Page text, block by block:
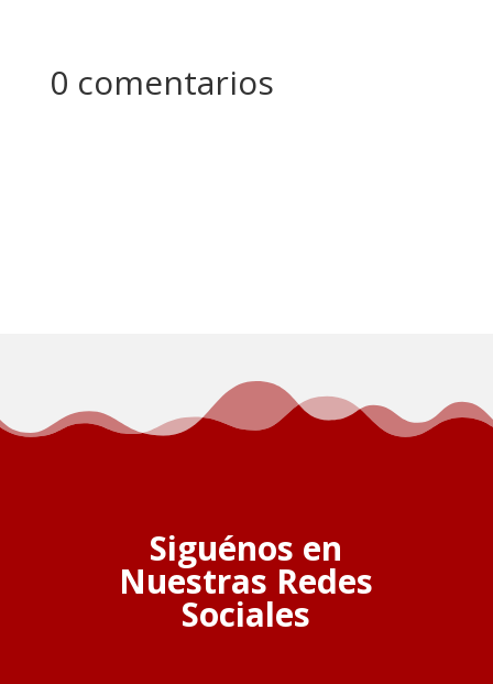
0 comentarios
Siguénos en
Nuestras Redes
Sociales